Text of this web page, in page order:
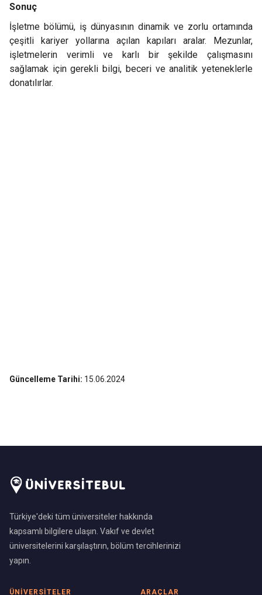
Sonuç
İşletme bölümü, iş dünyasının dinamik ve zorlu ortamında
çeşitli kariyer yollarına açılan kapıları aralar. Mezunlar,
işletmelerin verimli ve karlı bir şekilde çalışmasını
sağlamak için gerekli bilgi, beceri ve analitik yeteneklerle
donatılırlar.
Güncelleme Tarihi: 15.06.2024
Türkiye'deki tüm üniversiteler hakkında
kapsamlı bilgilere ulaşın. Vakıf ve devlet
üniversitelerini karşılaştırın, bölüm tercihlerinizi
yapın.
ÜNIVERSITELER ARAÇLAR